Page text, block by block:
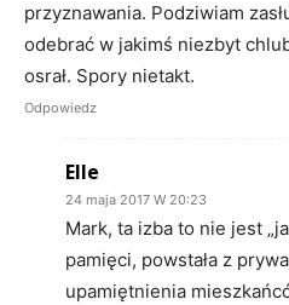
przyznawania. Podziwiam
odebrać w jakimś niezbyt
osrał. Spory nietakt.
Odpowiedz
Elle
24 maja 2017 W 20:23
Mark, ta izba to nie jest
pamięci, powstała z
upamiętnienia